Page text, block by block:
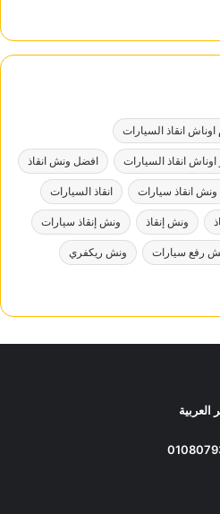
اوناش انقاذ السيارات
انقاذ السيارات افضل ونش انقاذ
انقاذ سيارات انقاذ السيارات
ونش إنقاذ ونش إنقاذ سيارات
رفع سيارات ونش ريكفري